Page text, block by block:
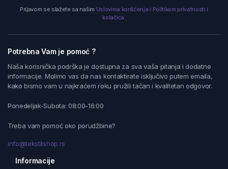
Prijavom se slažete sa našim Uslovima korišćenja i Politikom privatnosti i
kolačića.
Potrebna Vam je pomoć ?
Naša korisnička podrška je dostupna za sva vaša pitanja i dodatne
informacije. Molimo vas da nas kontaktirate isključivo putem emaila,
kako bismo vam u najkraćem roku pružili tačan i kvalitetan odgovor.
Ponedeljak-Subota: 08:00-16:00
Treba vam pomoć oko porudžbine?
info@tekstilshop.rs
Informacije